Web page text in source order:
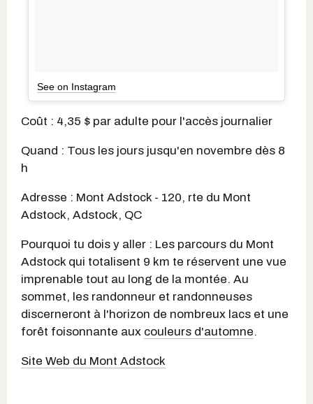
See on Instagram
Coût : 4,35 $ par adulte pour l'accès journalier
Quand : Tous les jours jusqu'en novembre dès 8
h
Adresse : Mont Adstock - 120, rte du Mont
Adstock, Adstock, QC
Pourquoi tu dois y aller : Les parcours du Mont
Adstock qui totalisent 9 km te réservent une vue
imprenable tout au long de la montée. Au
sommet, les randonneur et randonneuses
discerneront à l'horizon de nombreux lacs et une
forêt foisonnante aux couleurs d'automne.
Site Web du Mont Adstock